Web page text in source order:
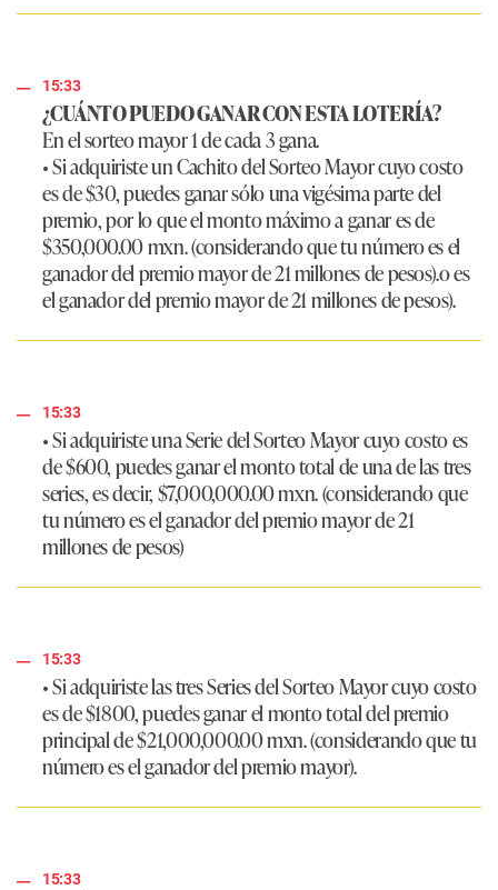
15:33
¿CUÁNTO PUEDO GANAR CON ESTA LOTERÍA?
En el sorteo mayor 1 de cada 3 gana.
• Si adquiriste un Cachito del Sorteo Mayor cuyo costo
es de $30, puedes ganar sólo una vigésima parte del
premio, por lo que el monto máximo a ganar es de
$350,000.00 mxn. (considerando que tu número es el
ganador del premio mayor de 21 millones de pesos).o es
el ganador del premio mayor de 21 millones de pesos).
15:33
• Si adquiriste una Serie del Sorteo Mayor cuyo costo es
de $600, puedes ganar el monto total de una de las tres
series, es decir, $7,000,000.00 mxn. (considerando que
tu número es el ganador del premio mayor de 21
millones de pesos)
15:33
• Si adquiriste las tres Series del Sorteo Mayor cuyo costo
es de $1800, puedes ganar el monto total del premio
principal de $21,000,000.00 mxn. (considerando que tu
número es el ganador del premio mayor).
15:33